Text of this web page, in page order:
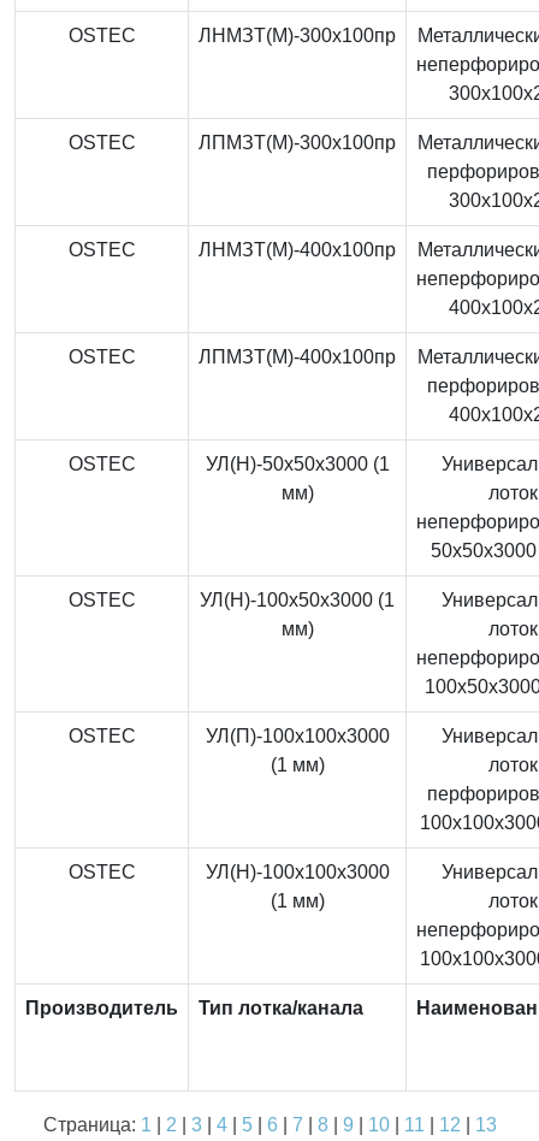
OSTEC ЛНМЗТ(М)-300x100пр
OSTEC ЛПМЗТ(М)-300x100пр
OSTEC ЛНМЗТ(М)-400x100пр
OSTEC ЛПМЗТ(М)-400x100пр
OSTEC
УЛ(Н)-50x50x3000 (1
мм)
лоток
OSTEC
УЛ(Н)-100x50x3000 (1
мм)
лоток
OSTEC
УЛ(П)-100x100x3000
(1 мм)
лоток
OSTEC
УЛ(Н)-100x100x3000
(1 мм)
лоток
Производитель Тип лотка/канала
Страница: 1 2 3| 4| 5| 6 7 8| 9 10| 11 12 13